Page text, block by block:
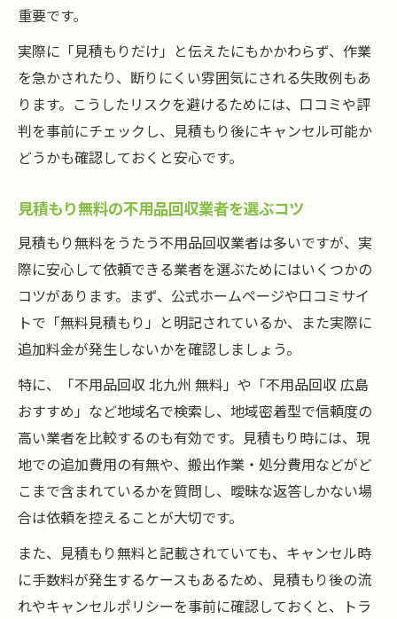
重要です。
実際に「見積もりだけ」と伝えたにもかかわらず、作業
を急かされたり、断りにくい雰囲気にされる失敗例もあ
ります。こうしたリスクを避けるためには、口コミや評
判を事前にチェックし、見積もり後にキャンセル可能か
どうかも確認しておくと安心です。
見積もり無料の不用品回収業者を選ぶコツ
見積もり無料をうたう不用品回収業者は多いですが、実
際に安心して依頼できる業者を選ぶためにはいくつかの
コツがあります。まず、公式ホームページや口コミサイ
トで「無料見積もり」と明記されているか、また実際に
追加料金が発生しないかを確認しましょう。
特に、「不用品回収 北九州 無料」や「不用品回収 広島
おすすめ」など地域名で検索し、地域密着型で信頼度の
高い業者を比較するのも有効です。見積もり時には、現
地での追加費用の有無や、搬出作業・処分費用などがど
こまで含まれているかを質問し、曖昧な返答しかない場
合は依頼を控えることが大切です。
また、見積もり無料と記載されていても、キャンセル時
に手数料が発生するケースもあるため、見積もり後の流
れやキャンセルポリシーを事前に確認しておくと、トラ